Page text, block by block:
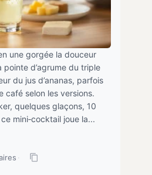
une gorgée la douceur
pointe d’agrume du triple
du jus d’ananas, parfois
café selon les versions.
quelques glaçons, 10
mini‑cocktail joue la...
·